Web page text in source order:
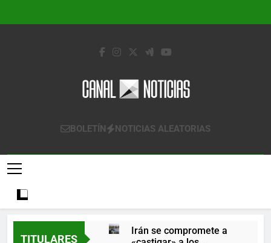
Canal Noticias
Canal Noticias
BOLETÍN NOTICIAS ALEATORIAS
TITULARES
Irán se compromete a